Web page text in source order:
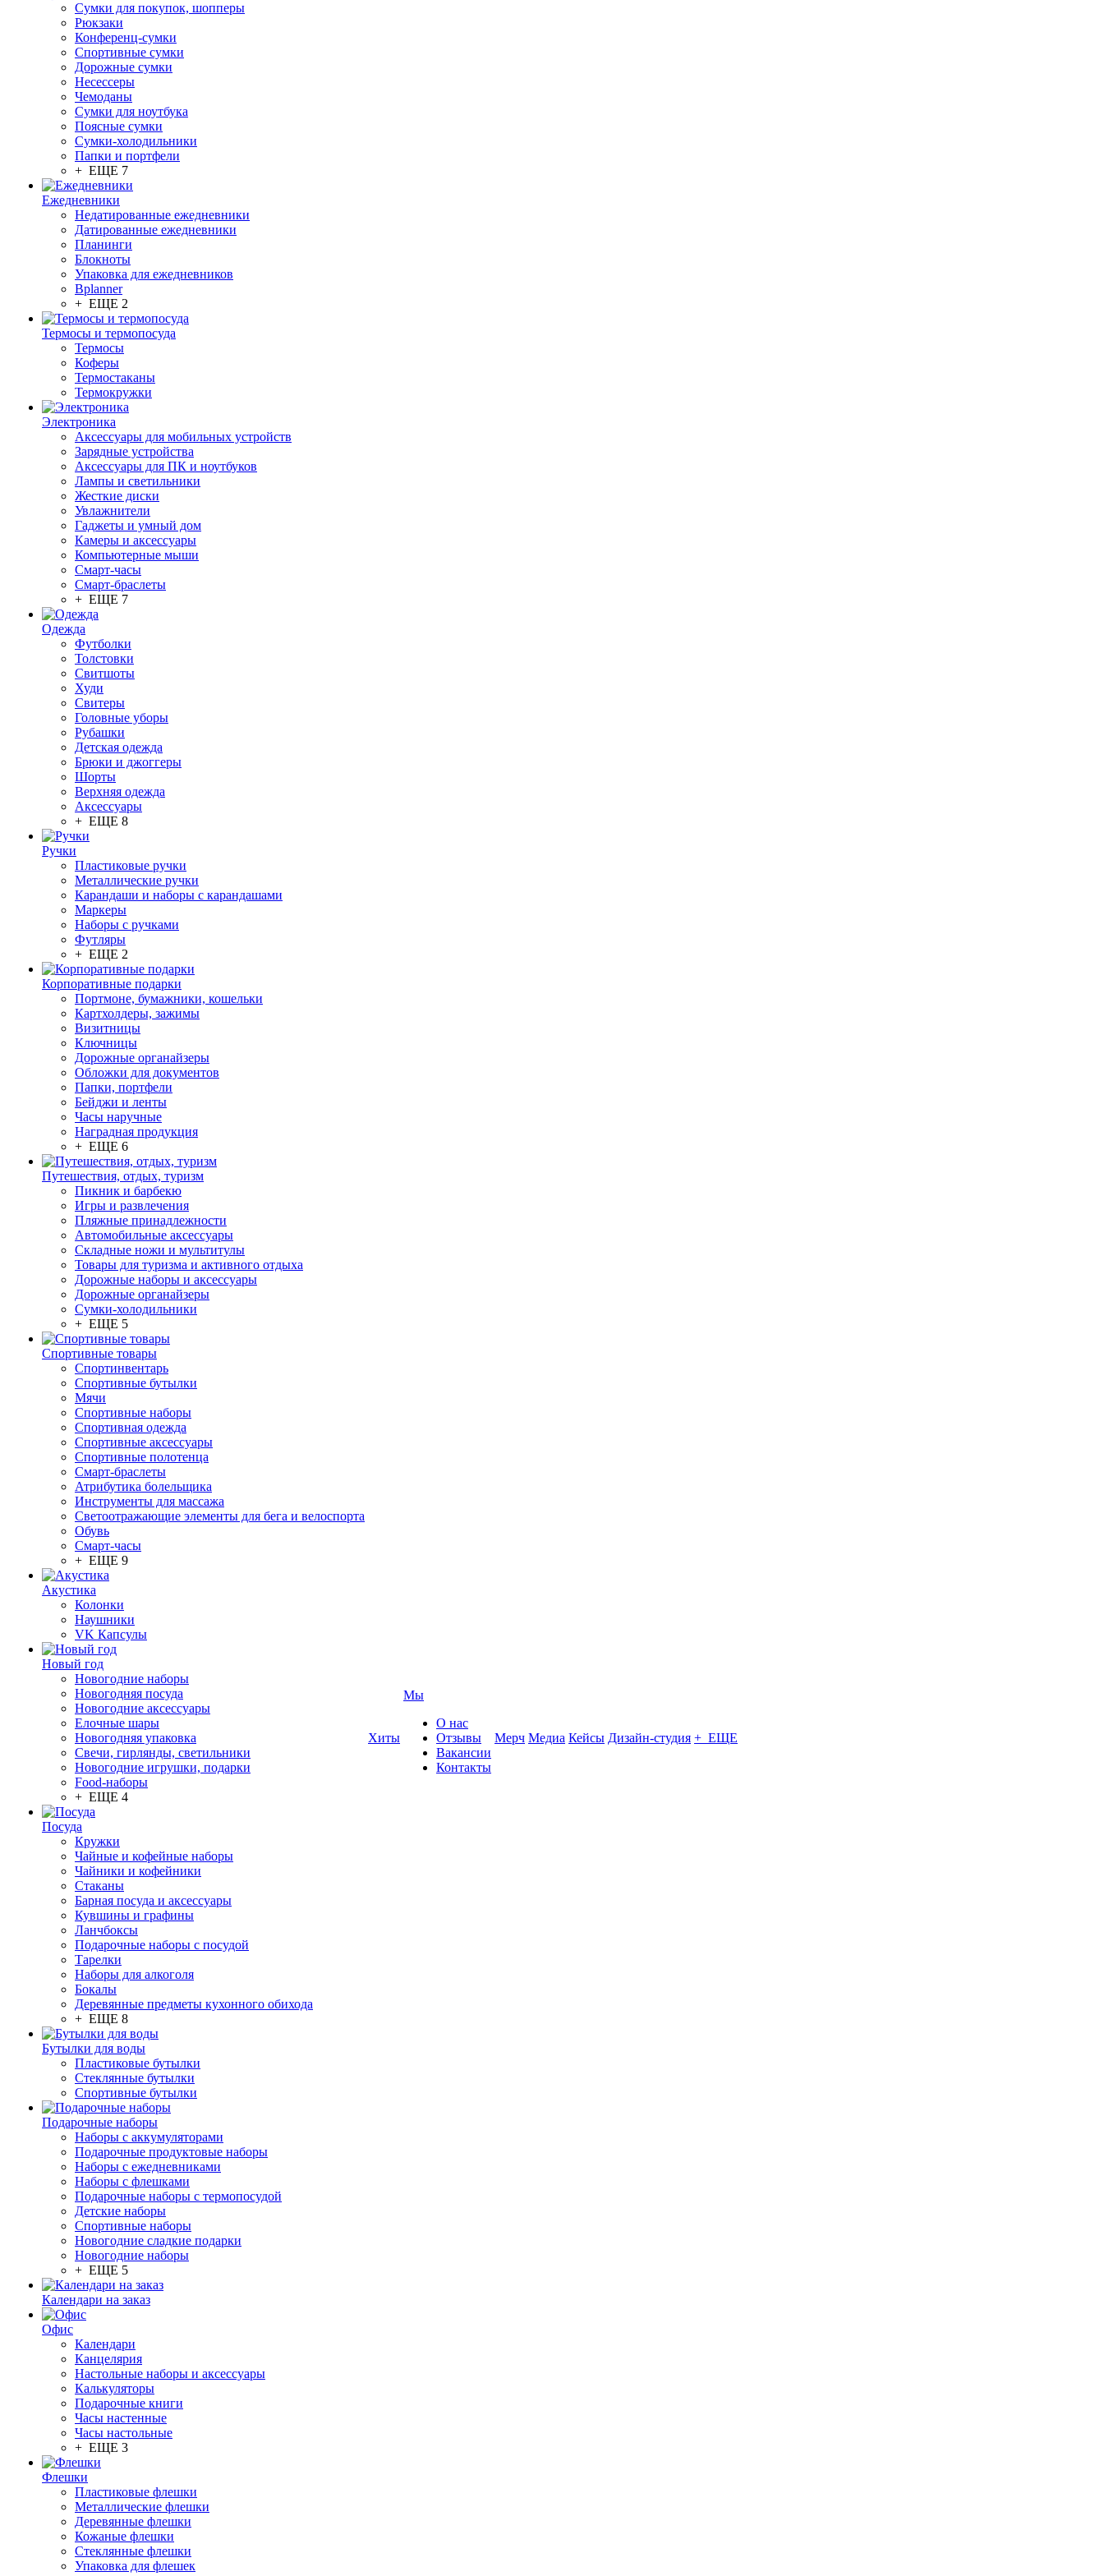
Сумки для покупок, шопперы
Рюкзаки
Конференц-сумки
Спортивные сумки
Дорожные сумки
Несессеры
Чемоданы
Сумки для ноутбука
Поясные сумки
Сумки-холодильники
Папки и портфели
+ ЕЩЕ 7
Ежедневники
Недатированные ежедневники
Датированные ежедневники
Планинги
Блокноты
Упаковка для ежедневников
Bplanner
+ ЕЩЕ 2
Термосы и термопосуда
Термосы
Коферы
Термостаканы
Термокружки
Электроника
Аксессуары для мобильных устройств
Зарядные устройства
Аксессуары для ПК и ноутбуков
Лампы и светильники
Жесткие диски
Увлажнители
Гаджеты и умный дом
Камеры и аксессуары
Компьютерные мыши
Смарт-часы
Смарт-браслеты
+ ЕЩЕ 7
Одежда
Футболки
Толстовки
Свитшоты
Худи
Свитеры
Головные уборы
Рубашки
Детская одежда
Брюки и джоггеры
Шорты
Верхняя одежда
Аксессуары
+ ЕЩЕ 8
Ручки
Пластиковые ручки
Металлические ручки
Карандаши и наборы с карандашами
Маркеры
Наборы с ручками
Футляры
+ ЕЩЕ 2
Корпоративные подарки
Портмоне, бумажники, кошельки
Картхолдеры, зажимы
Визитницы
Ключницы
Дорожные органайзеры
Обложки для документов
Папки, портфели
Бейджи и ленты
Часы наручные
Наградная продукция
+ ЕЩЕ 6
Путешествия, отдых, туризм
Пикник и барбекю
Игры и развлечения
Пляжные принадлежности
Автомобильные аксессуары
Складные ножи и мультитулы
Товары для туризма и активного отдыха
Дорожные наборы и аксессуары
Дорожные органайзеры
Сумки-холодильники
+ ЕЩЕ 5
Спортивные товары
Спортинвентарь
Спортивные бутылки
Мячи
Спортивные наборы
Спортивная одежда
Спортивные аксессуары
Спортивные полотенца
Смарт-браслеты
Атрибутика болельщика
Инструменты для массажа
Светоотражающие элементы для бега и велоспорта
Обувь
Смарт-часы
+ ЕЩЕ 9
Акустика
Колонки
Наушники
VK Капсулы
Новый год
Новогодние наборы
Новогодняя посуда
Новогодние аксессуары
Елочные шары
Новогодняя упаковка
Свечи, гирлянды, светильники
Новогодние игрушки, подарки
Food-наборы
+ ЕЩЕ 4
Посуда
Кружки
Чайные и кофейные наборы
Чайники и кофейники
Стаканы
Барная посуда и аксессуары
Кувшины и графины
Ланчбоксы
Подарочные наборы с посудой
Тарелки
Наборы для алкоголя
Бокалы
Деревянные предметы кухонного обихода
+ ЕЩЕ 8
Бутылки для воды
Пластиковые бутылки
Стеклянные бутылки
Спортивные бутылки
Подарочные наборы
Наборы с аккумуляторами
Подарочные продуктовые наборы
Наборы с ежедневниками
Наборы с флешками
Подарочные наборы с термопосудой
Детские наборы
Спортивные наборы
Новогодние сладкие подарки
Новогодние наборы
+ ЕЩЕ 5
Календари на заказ
Офис
Календари
Канцелярия
Настольные наборы и аксессуары
Калькуляторы
Подарочные книги
Часы настенные
Часы настольные
+ ЕЩЕ 3
Флешки
Пластиковые флешки
Металлические флешки
Деревянные флешки
Кожаные флешки
Стеклянные флешки
Упаковка для флешек
Хиты
Мы
О нас
Отзывы
Вакансии
Контакты
Мерч Медиа Кейсы Дизайн-студия + ЕЩЕ